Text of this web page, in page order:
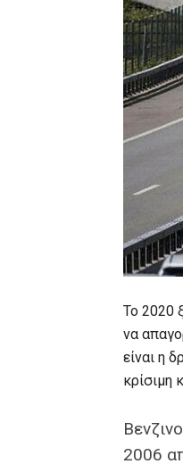
Το 2020
να
είναι η
κρίσιμη
2006